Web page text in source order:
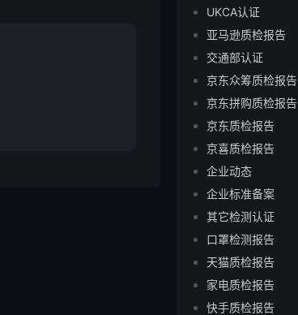
UKCA认证
亚马逊质检报告
交通部认证
京东众筹质检报告
京东拼购质检报告
京东质检报告
京喜质检报告
企业动态
企业标准备案
其它检测认证
口罩检测报告
天猫质检报告
家电质检报告
快手质检报告